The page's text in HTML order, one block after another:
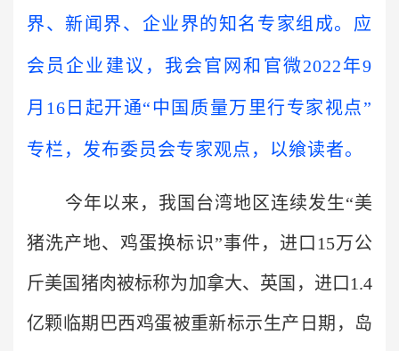
界、新闻界、企业界的知名专家组成。应
会员企业建议，我会官网和官微2022年9
月16日起开通“中国质量万里行专家视点”
专栏，发布委员会专家观点，以飨读者。
今年以来，我国台湾地区连续发生“美
猪洗产地、鸡蛋换标识”事件，进口15万公
斤美国猪肉被标称为加拿大、英国，进口1.4
亿颗临期巴西鸡蛋被重新标示生产日期，岛